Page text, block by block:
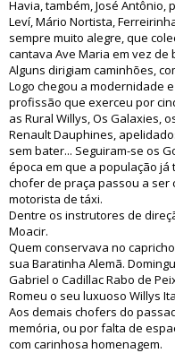
Havia, também, José
Leví, Mário Nortista,
sempre muito alegre, que
cantava Ave Maria em vez de
Alguns dirigiam caminhões,
Logo chegou a modernidade
profissão que exerceu por
as Rural Willys, Os Galaxies,
Renault Dauphines,
sem bater... Seguiram-se os
época em que a população
chofer de praça passou a ser
motorista de táxi.
Dentre os instrutores de
Moacir.
Quem conservava no
sua Baratinha Alemã.
Gabriel o Cadillac Rabo de
Romeu o seu luxuoso Willys
Aos demais chofers do
memória, ou por falta de
com carinhosa homenagem.